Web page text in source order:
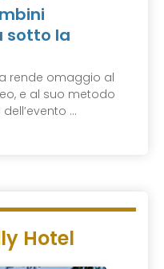
sotto la
rende omaggio al
e al suo metodo
...
Hotel